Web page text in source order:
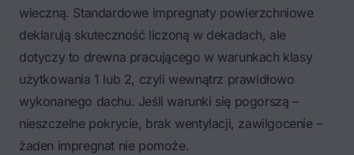
wieczną. Standardowe impregnaty powierzchniowe
deklarują skuteczność liczoną w dekadach, ale
dotyczy to drewna pracującego w warunkach klasy
użytkowania 1 lub 2, czyli wewnątrz prawidłowo
wykonanego dachu. Jeśli warunki się pogorszą –
nieszczelne pokrycie, brak wentylacji, zawilgocenie –
żaden impregnat nie pomoże.